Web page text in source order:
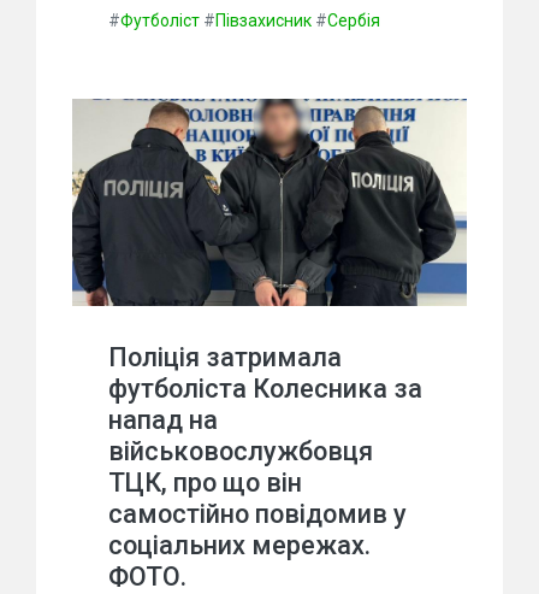
#Футболіст #Півзахисник #Сербія
Поліція затримала
футболіста Колесника за
напад на
військовослужбовця
ТЦК, про що він
самостійно повідомив у
соціальних мережах.
ФОТО.